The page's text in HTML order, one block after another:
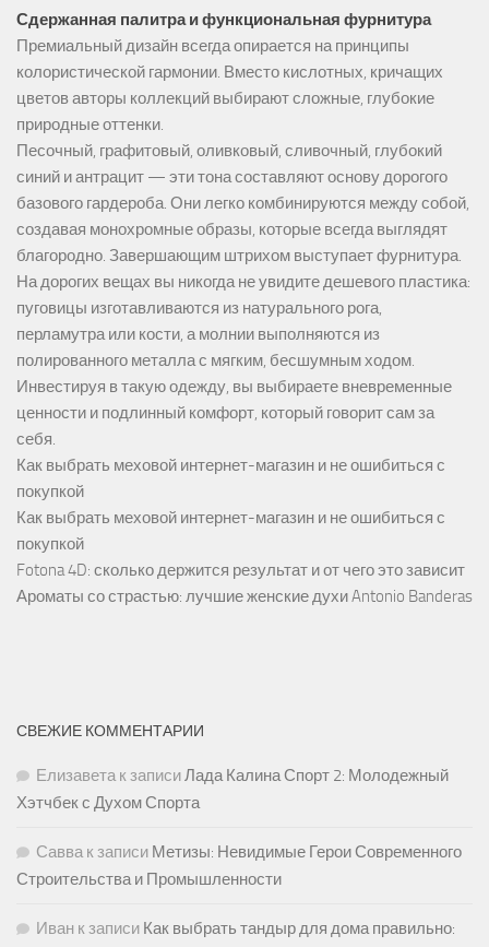
Сдержанная палитра и функциональная фурнитура
Премиальный дизайн всегда опирается на принципы
колористической гармонии. Вместо кислотных, кричащих
цветов авторы коллекций выбирают сложные, глубокие
природные оттенки.
Песочный, графитовый, оливковый, сливочный, глубокий
синий и антрацит — эти тона составляют основу дорогого
базового гардероба. Они легко комбинируются между собой,
создавая монохромные образы, которые всегда выглядят
благородно. Завершающим штрихом выступает фурнитура.
На дорогих вещах вы никогда не увидите дешевого пластика:
пуговицы изготавливаются из натурального рога,
перламутра или кости, а молнии выполняются из
полированного металла с мягким, бесшумным ходом.
Инвестируя в такую одежду, вы выбираете вневременные
ценности и подлинный комфорт, который говорит сам за
себя.
Как выбрать меховой интернет-магазин и не ошибиться с
покупкой
Как выбрать меховой интернет-магазин и не ошибиться с
покупкой
Fotona 4D: сколько держится результат и от чего это зависит
Ароматы со страстью: лучшие женские духи Antonio Banderas
СВЕЖИЕ КОММЕНТАРИИ
Елизаветак записиЛада Калина Спорт 2: Молодежный
Хэтчбек с Духом Спорта
Саввак записи Метизы: Невидимые Герои Современного
Строительства и Промышленности
Иван к записи Как выбрать тандыр для дома правильно: